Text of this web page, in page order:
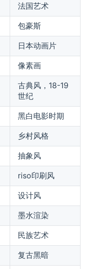
法国艺术
包豪斯
日本动画片
像素画
古典风，18-19
世纪
黑白电影时期
乡村风格
抽象风
riso印刷风
设计风
墨水渲染
民族艺术
复古黑暗